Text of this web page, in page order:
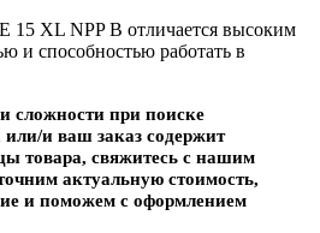
XL NPP B отличается высоким
и способностью работать в
сложности при поиске
и ваш заказ содержит
товара, свяжитесь с нашим
актуальную стоимость,
и поможем с оформлением